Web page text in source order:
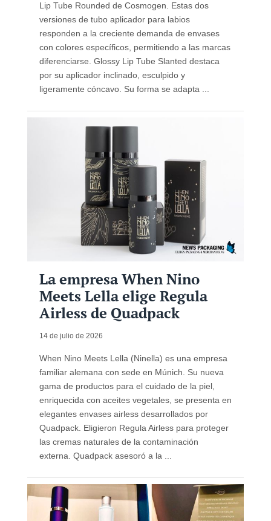
Lip Tube Rounded de Cosmogen. Estas dos
versiones de tubo aplicador para labios
responden a la creciente demanda de envases
con colores específicos, permitiendo a las marcas
diferenciarse. Glossy Lip Tube Slanted destaca
por su aplicador inclinado, esculpido y
ligeramente cóncavo. Su forma se adapta ...
La empresa When Nino
Meets Lella elige Regula
Airless de Quadpack
14 de julio de 2026
When Nino Meets Lella (Ninella) es una empresa
familiar alemana con sede en Múnich. Su nueva
gama de productos para el cuidado de la piel,
enriquecida con aceites vegetales, se presenta en
elegantes envases airless desarrollados por
Quadpack. Eligieron Regula Airless para proteger
las cremas naturales de la contaminación
externa. Quadpack asesoró a la ...